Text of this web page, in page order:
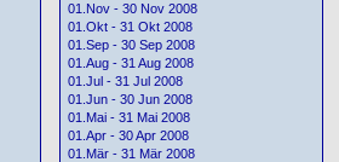
01.Nov - 30 Nov 2008
01.Okt - 31 Okt 2008
01.Sep - 30 Sep 2008
01.Aug - 31 Aug 2008
01.Jul - 31 Jul 2008
01.Jun - 30 Jun 2008
01.Mai - 31 Mai 2008
01.Apr - 30 Apr 2008
01.Mär - 31 Mär 2008